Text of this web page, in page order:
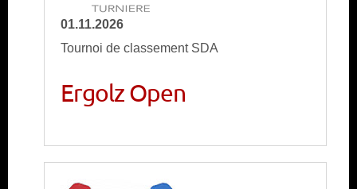
01.11.2026
Tournoi de classement SDA
Ergolz Open